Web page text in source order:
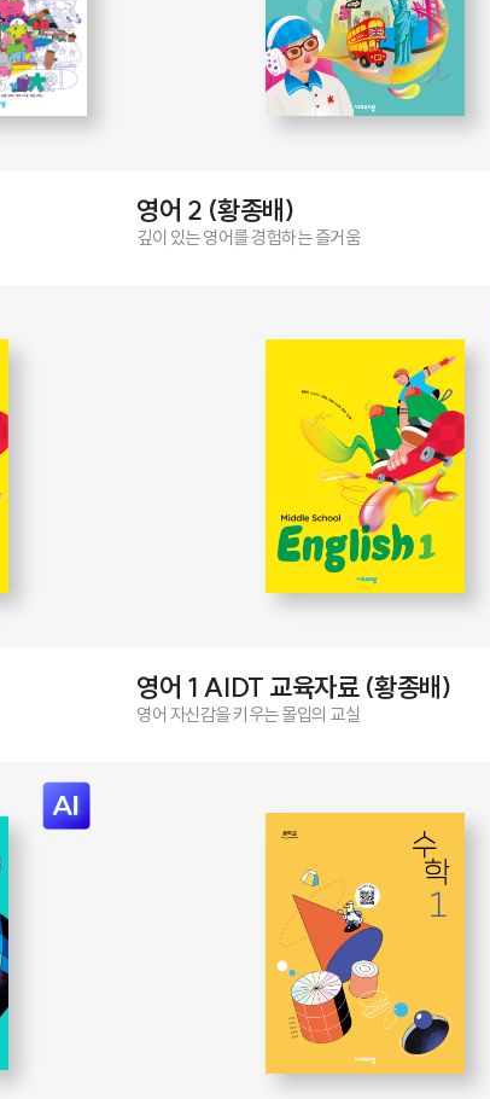
영어 2 (황종배)
깊이 있는 영어를 경험하는 즐거움
영어 1 AIDT 교육자료 (황종배)
영어 자신감을 키우는 몰입의 교실